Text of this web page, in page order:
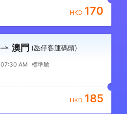
HKD 170
澳門 (氹仔客運碼頭)
07:30 AM 標準艙
HKD 185